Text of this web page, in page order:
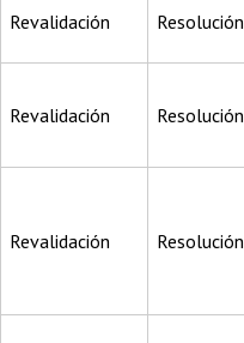
Revalidación Resolución
Revalidación Resolución
Revalidación Resolución